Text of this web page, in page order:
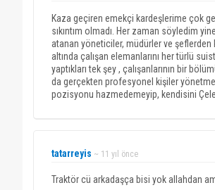
Kaza geçiren emekçi kardeşlerime çok
sıkıntım olmadı. Her zaman söyledim
atanan yöneticiler, müdürler ve
altında çalışan elemanlarını her türlü
yaptıkları tek şey , çalışanlarının bir
da gerçekten profesyonel kişiler
pozisyonu hazmedemeyip, kendisini
tatarreyis ~ 11 yıl önce
Traktör cü arkadaşça bisi yok allahdan